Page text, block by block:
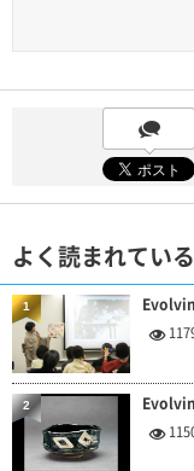
よく読まれてい
1
2